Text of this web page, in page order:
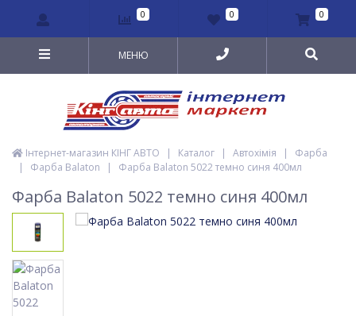
0 0 0
МЕНЮ
Інтернет-магазин КІНГ АВТО | Каталог | Автохімія |
Фарба
|
Фарба Balaton | Фарба Balaton 5022 темно синя 400мл
Фарба Balaton 5022 темно синя 400мл